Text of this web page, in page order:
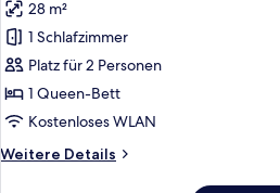
Classic-
Doppelzimmer
anzeigen
28 m²
1 Schlafzimmer
Platz für 2 Personen
1 Queen-Bett
Kostenloses WLAN
Weitere Details
Weitere